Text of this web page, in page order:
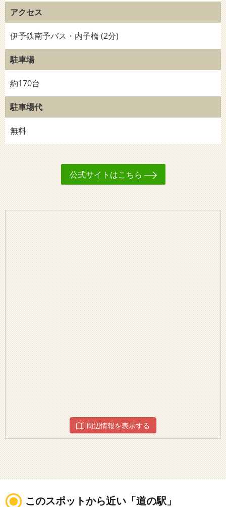
アクセス
伊予鉄南予バス・内子橋 (2分)
駐車場
約170台
駐車場代
無料
公式サイトはこちら
周辺情報を表示する
このスポットから近い「道の駅」